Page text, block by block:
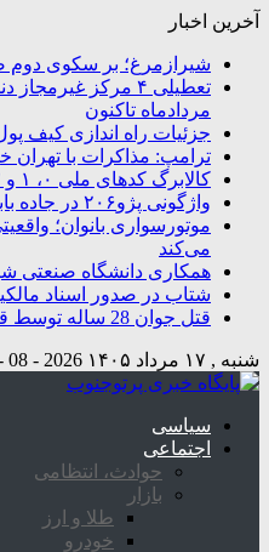
آخرین اخبار
شیرازمرغ؛ بر سکوی دوم
تعطیلی ۴ مرکز
مردادماه تاکنون
جزئیات راه اندازی کیف
ترامپ: مذاکرات با
کالابرگ کدهای ملی ۰، ۱ و ۲ شارژ شد
واژگونی پژو۲۰۶ در جاده بابامیدان- نورآباد با ۳ مصدوم
موتورسواری بانوان؛
می‌کند
همکاری دانشگاه صنعتی
شتاب در صدور اسناد
قتل جوان 28 ساله توسط قاتل 15 ساله در کازرون
شنبه , ۱۷ مرداد ۱۴۰۵ 2026 - 08 - 07
سیاسی
اجتماعی
حوادث، انتظامی
بازار
طلا و ارز
خودرو